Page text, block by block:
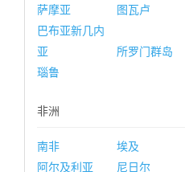
萨摩亚
图瓦卢
巴布亚新几内
亚
所罗门群岛
瑙鲁
非洲
南非 埃及
阿尔及利亚
尼日尔